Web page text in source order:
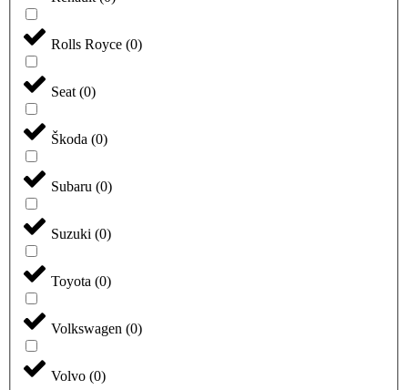
Rolls Royce (0)
Seat (0)
Škoda (0)
Subaru (0)
Suzuki (0)
Toyota (0)
Volkswagen (0)
Volvo (0)